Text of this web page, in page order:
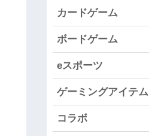
カードゲーム
ボードゲーム
eスポーツ
ゲーミングアイテム
コラボ